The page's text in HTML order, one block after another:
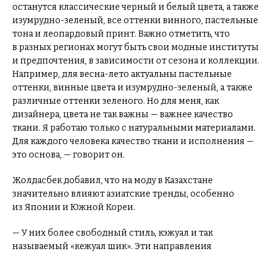
останутся классические черный и белый цвета, а также
изумрудно-зеленый, все оттенки винного, пастельные
тона и леопардовый принт. Важно отметить, что
в разных регионах могут быть свои модные институты
и предпочтения, в зависимости от сезона и коллекции.
Например, для весна-лето актуальны пастельные
оттенки, винные цвета и изумрудно-зеленый, а также
различные оттенки зеленого. Но для меня, как
дизайнера, цвета не так важны — важнее качество
ткани. Я работаю только с натуральными материалами.
Для каждого человека качество ткани и исполнения —
это основа, — говорит он.
Жолдасбек добавил, что на моду в Казахстане
значительно влияют азиатские тренды, особенно
из Японии и Южной Кореи.
— У них более свободный стиль, кэжуал и так
называемый «кежуал шик». Эти направления